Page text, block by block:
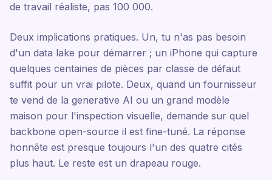
de travail réaliste, pas 100 000.
Deux implications pratiques. Un, tu n'as pas besoin
d'un data lake pour démarrer ; un iPhone qui capture
quelques centaines de pièces par classe de défaut
suffit pour un vrai pilote. Deux, quand un fournisseur
te vend de la generative AI ou un grand modèle
maison pour l'inspection visuelle, demande sur quel
backbone open-source il est fine-tuné. La réponse
honnête est presque toujours l'un des quatre cités
plus haut. Le reste est un drapeau rouge.